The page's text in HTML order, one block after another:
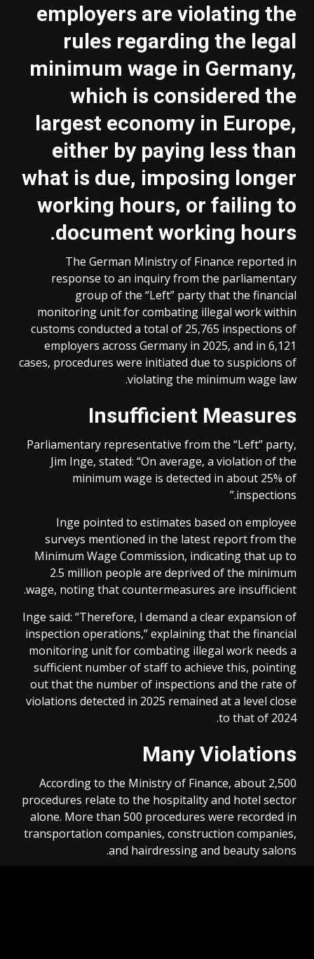
employers are violating the
rules regarding the legal
minimum wage in Germany,
which is considered the
largest economy in Europe,
either by paying less than
what is due, imposing longer
working hours, or failing to
document working hours
.
The German Ministry of Finance reported in
response to an inquiry from the parliamentary
group of the “Left” party that the financial
monitoring unit for combating illegal work within
customs conducted a total of 25,765 inspections of
employers across Germany in 2025, and in 6,121
cases, procedures were initiated due to suspicions of
violating the minimum wage law.
Insufficient Measures
Parliamentary representative from the “Left” party,
Jim Inge, stated: “On average, a violation of the
minimum wage is detected in about 25% of
inspections.”
Inge pointed to estimates based on employee
surveys mentioned in the latest report from the
Minimum Wage Commission, indicating that up to
2.5 million people are deprived of the minimum
wage, noting that countermeasures are insufficient.
Inge said: “Therefore, I demand a clear expansion of
inspection operations,” explaining that the financial
monitoring unit for combating illegal work needs a
sufficient number of staff to achieve this, pointing
out that the number of inspections and the rate of
violations detected in 2025 remained at a level close
to that of 2024.
Many Violations
According to the Ministry of Finance, about 2,500
procedures relate to the hospitality and hotel sector
alone. More than 500 procedures were recorded in
transportation companies, construction companies,
and hairdressing and beauty salons.